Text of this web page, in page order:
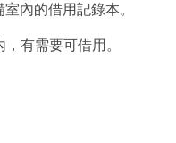
內的借用記錄本。
有需要可借用。